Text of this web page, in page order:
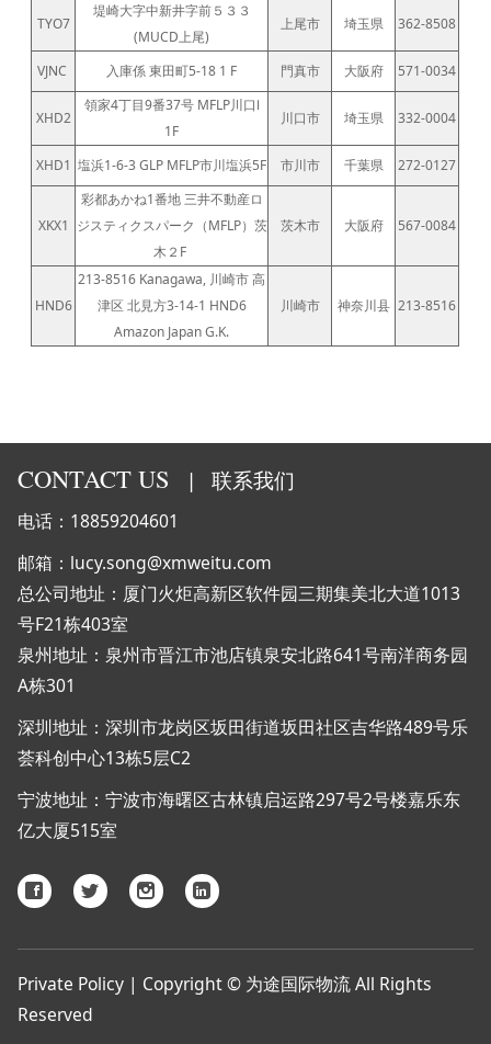
TYO7
堤崎大字中新井字前５３３
(MUCD上尾)
上尾市 埼玉県 362-8508
VJNC 入庫係 東田町5-18 1 F 門真市 大阪府 571-0034
XHD2
領家4丁目9番37号 MFLP川口Ⅰ
1F
川口市 埼玉県 332-0004
XHD1 塩浜1-6-3 GLP MFLP市川塩浜5F 市川市 千葉県 272-0127
XKX1
彩都あかね1番地 三井不動産ロ
ジスティクスパーク（MFLP）茨
木２F
茨木市 大阪府 567-0084
HND6
213-8516 Kanagawa, 川崎市 高
津区 北見方3-14-1 HND6
Amazon Japan G.K.
川崎市 神奈川县 213-8516
CONTACT US | 联系我们
电话：18859204601
邮箱：lucy.song@xmweitu.com
总公司地址：厦门火炬高新区软件园三期集美北大道1013
号F21栋403室
泉州地址：泉州市晋江市池店镇泉安北路641号南洋商务园
A栋301
深圳地址：深圳市龙岗区坂田街道坂田社区吉华路489号乐
荟科创中心13栋5层C2
宁波地址：宁波市海曙区古林镇启运路297号2号楼嘉乐东
亿大厦515室
Private Policy | Copyright © 为途国际物流 All Rights
Reserved